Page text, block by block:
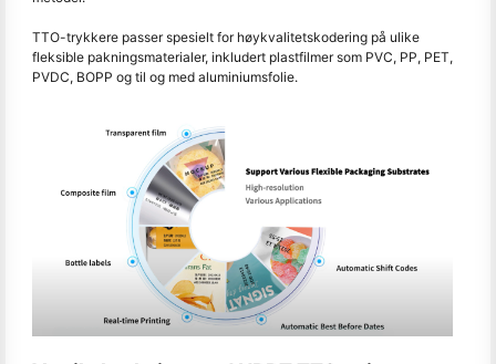
TTO-trykkere passer spesielt for høykvalitetskodering på ulike
fleksible pakningsmaterialer, inkludert plastfilmer som PVC, PP, PET,
PVDC, BOPP og til og med aluminiumsfolie.